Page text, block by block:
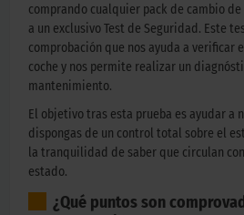
comprando cualquier pack de cambio
a un exclusivo Test de Seguridad. Este
comprobación que nos ayuda a verificar
coche y nos permite realizar un
mantenimiento.
El objetivo tras esta prueba es ayudar a
dispongas de un control total sobre el
la tranquilidad de saber que circulan
estado.
¿Qué puntos son